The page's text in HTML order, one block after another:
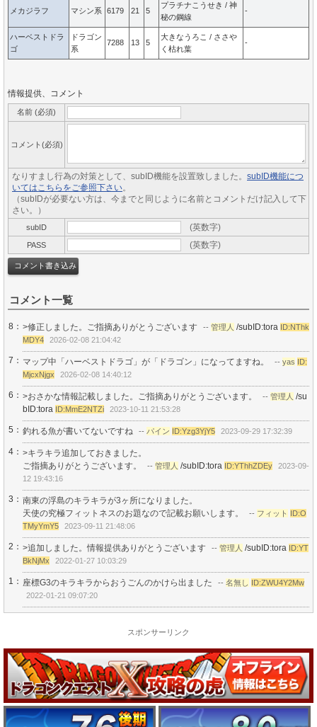
メカジラフ マシン系 6179 21 5
プラチナこうせき / 神
秘の鋼線
-
ハーベストドラ
ゴ
ドラゴン
系
7288 13 5
大きなうろこ / ささや
く枯れ葉
-
情報提供、コメント
名前 (必須)
コメント(必須)
なりすまし行為の対策として、subID機能を設置致しました。 subID機能につ
いてはこちらをご参照下さい。
（subIDが必要ない方は、今までと同じように名前とコメントだけ記入して下
さい。）
subID (英数字)
PASS (英数字)
コメント一覧
8： >修正しました。ご指摘ありがとうございます -- 管理人 /subID:tora
ID:NThk
MDY4
2026-02-08 21:04:42
7： マップ中「ハーベストドラゴ」が「ドラゴン」になってますね。 -- yas
ID:
MjcxNjgx
2026-02-08 14:40:12
6： >おさかな情報記載しました。ご指摘ありがとうございます。 -- 管理人 /su
bID:tora
ID:MmE2NTZi 2023-10-11 21:53:28
5： 釣れる魚が書いてないですね -- パイン ID:Yzg3YjY5 2023-09-29 17:32:39
4： >キラキラ追加しておきました。
ご指摘ありがとうございます。
-- 管理人 /subID:tora ID:YThhZDEy
2023-09-
12 19:43:16
3： 南東の浮島のキラキラが3ヶ所になりました。
天使の究極フィットネスのお題なので記載お願いします。
-- フィット
ID:O
TMyYmY5
2023-09-11 21:48:06
2： >追加しました。情報提供ありがとうございます -- 管理人 /subID:tora
ID:YT
BkNjMx
2022-01-27 10:03:29
1： 座標G3のキラキラからおうごんのかけら出ました -- 名無し
ID:ZWU4Y2Mw
2022-01-21 09:07:20
スポンサーリンク